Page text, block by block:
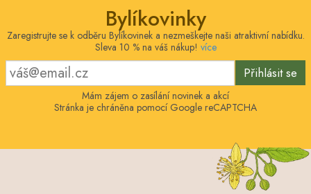
Bylíkovinky
Zaregistrujte se k odběru Bylíkovinek a nezmeškejte naši atraktivní nabídku.
Sleva 10 % na váš nákup! více
Přihlásit se
Mám zájem o zasílání novinek a akcí
Stránka je chráněna pomocí Google reCAPTCHA